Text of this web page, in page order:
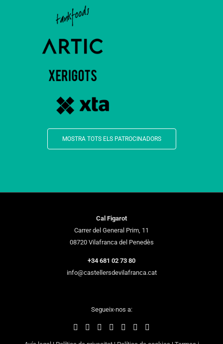
MOSTRA TOTS ELS PATROCINADORS
Cal Figarot
Carrer del General Prim, 11
08720 Vilafranca del Penedès
+34 681 02 73 80
info@castellersdevilafranca.cat
Segueix-nos a: